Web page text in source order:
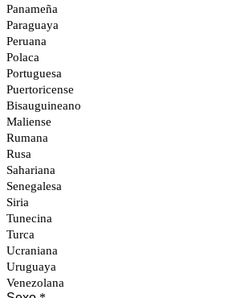
Panameña
Paraguaya
Peruana
Polaca
Portuguesa
Puertoricense
Bisauguineano
Maliense
Rumana
Rusa
Sahariana
Senegalesa
Siria
Tunecina
Turca
Ucraniana
Uruguaya
Venezolana